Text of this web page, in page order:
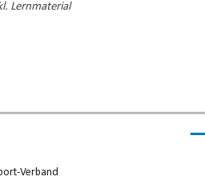
Lernmaterial
Verband